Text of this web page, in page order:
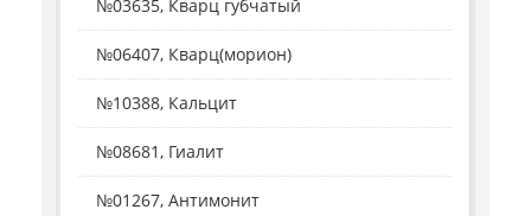
№03635, Кварц губчатый
№06407, Кварц(морион)
№10388, Кальцит
№08681, Гиалит
№01267, Антимонит